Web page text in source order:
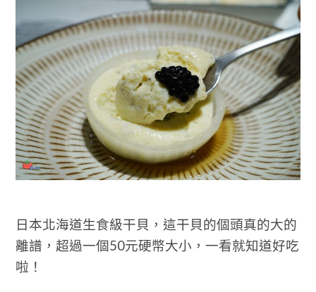
日本北海道生食級干貝，這干貝的個頭真的大的
離譜，超過一個50元硬幣大小，一看就知道好吃
啦！